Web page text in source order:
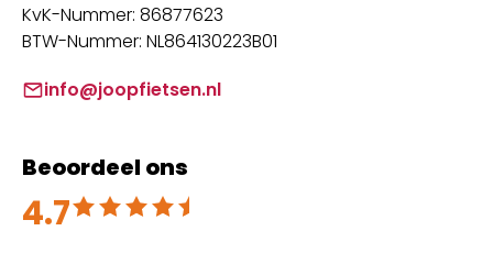
KvK-Nummer: 86877623
BTW-Nummer: NL864130223B01
info@joopfietsen.nl
Beoordeel ons
4.7
Beoordeeld met 4.7 uit 5